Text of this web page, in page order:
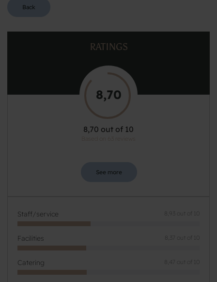
Back
RATINGS
8,70
8,70 out of 10
See more
Staff/service 8,93 out of 10
Facilities 8,37 out of 10
Catering 8,47 out of 10